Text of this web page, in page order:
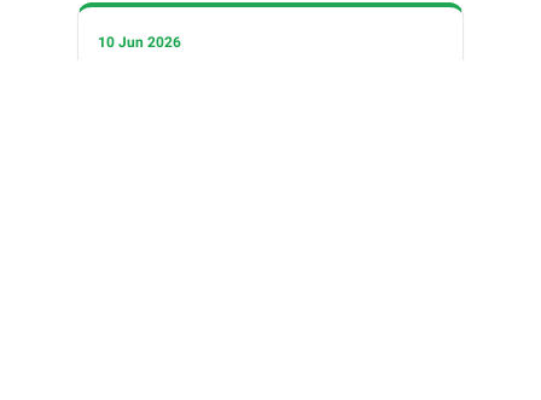
10 Jun 2026